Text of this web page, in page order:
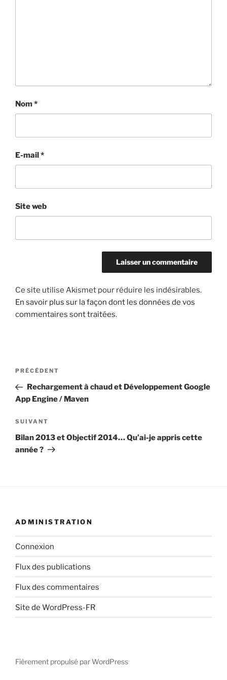
Nom*
E-mail*
Site web
Ce site utilise Akismet pour réduire les indésirables.
En savoir plus sur la façon dont les données de vos
commentaires sont traitées.
Navigation
l’article
Article
précédent
PRÉCÉDENT
Rechargement à chaud et Développement Google
App Engine / Maven
Article
suivant
SUIVANT
Bilan 2013 et Objectif 2014… Qu’ai-je appris cette
année ?
ADMINISTRATION
Connexion
Flux des publications
Flux des commentaires
Site de WordPress-FR
Fièrement propulsé par WordPress